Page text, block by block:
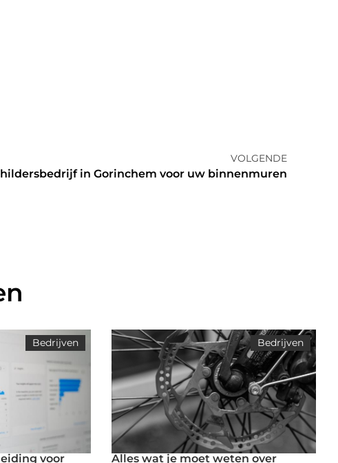
VOLGENDE
in Gorinchem voor uw binnenmuren
Bedrijven
voor
Bedrijven
Alles wat je moet weten over